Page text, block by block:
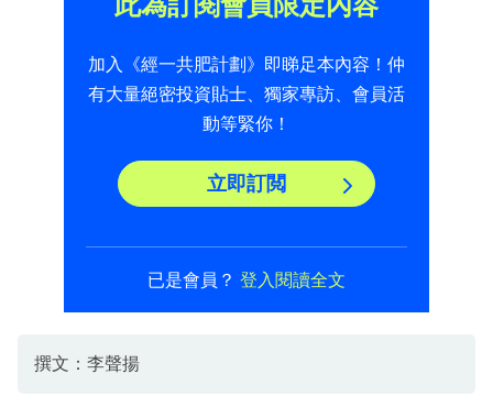
加入《經一共肥計劃》即睇足本內容！仲
有大量絕密投資貼士、獨家專訪、會員活
動等緊你！
立即訂閲
已是會員？ 登入閱讀全文
撰文：李聲揚